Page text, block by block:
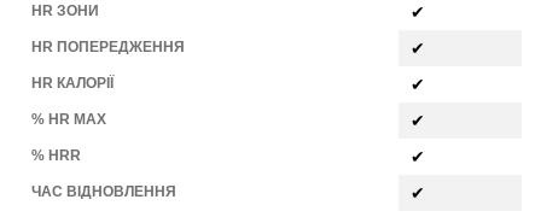
HR ЗОНИ ✔
HR ПОПЕРЕДЖЕННЯ ✔
HR КАЛОРІЇ ✔
% HR MAX ✔
% HRR ✔
ЧАС ВІДНОВЛЕННЯ ✔